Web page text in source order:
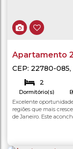
Apartamento
Rota do sol -
Janeiro/RJ
CEP: 22780-085,
2
Dormitório(s)
Total:50.00m²
Excelente
regiões que mais
de Janeiro. Este
para venda no
praticidade,